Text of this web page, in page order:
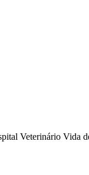
Veterinário Vida